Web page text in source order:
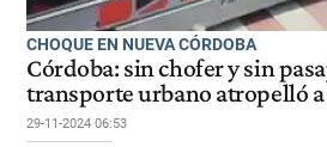
CHOQUE EN NUEVA CÓRDOBA
Córdoba: sin chofer y sin
transporte urbano atropelló
29-11-2024 06:53